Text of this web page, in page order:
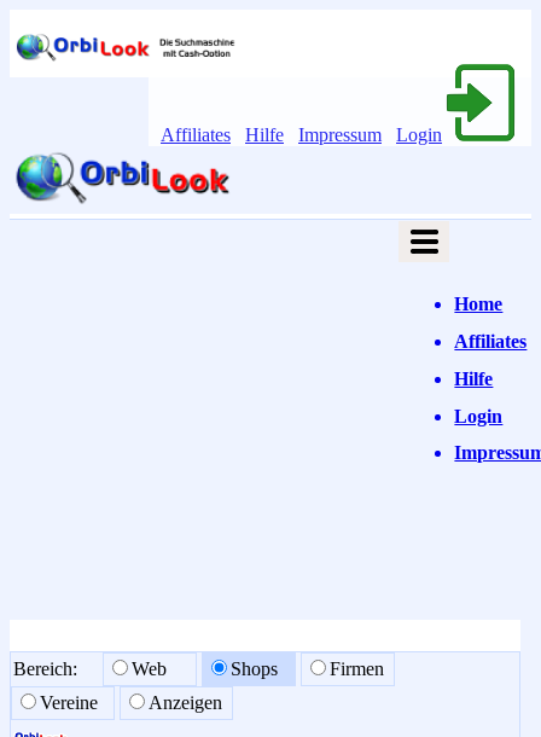
Affiliates Hilfe Impressum Login
Home
Affiliates
Hilfe
Login
Bereich: Web Shops
Firmen
Vereine
Anzeigen